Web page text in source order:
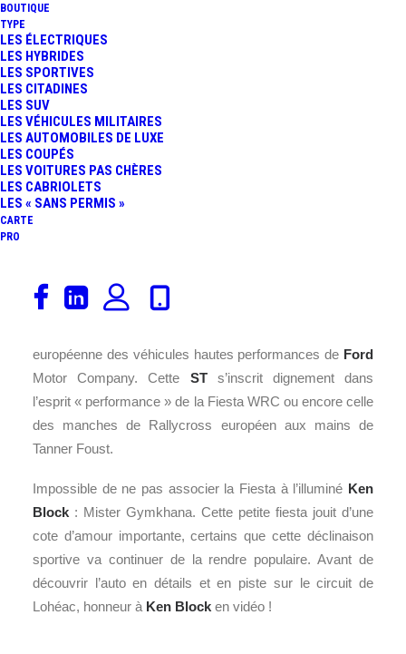
BOUTIQUE
TYPE
LES ÉLECTRIQUES
LES HYBRIDES
LES SPORTIVES
LES CITADINES
LES SUV
LES VÉHICULES MILITAIRES
LES AUTOMOBILES DE LUXE
LES COUPÉS
LES VOITURES PAS CHÈRES
LES CABRIOLETS
LES « SANS PERMIS »
CARTE
PRO
La Ford Fiesta STest la plus performante des Fiesta
jamais proposée par le constructeur américain.
européenne des véhicules hautes performances de Ford
Motor Company. Cette STs’inscrit dignement dans
l’esprit « performance » de la Fiesta WRC ou encore celle
des manches de Rallycross européen aux mains de
Tanner Foust.
Impossible de ne pas associer la Fiesta à l’illuminé Ken
Block : Mister Gymkhana. Cette petite fiesta jouit d’une
cote d’amour importante, certains que cette déclinaison
sportive va continuer de la rendre populaire. Avant de
découvrir l’auto en détails et en piste sur le circuit de
Lohéac, honneur à Ken Block en vidéo !